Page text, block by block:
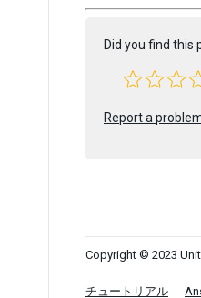
Did you find this
Report a
Copyright © 2023
チュートリアル